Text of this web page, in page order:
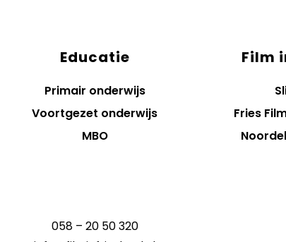
Educatie
Primair onderwijs
Voortgezet onderwijs
MBO
Film
Fries
058 – 20 50 320